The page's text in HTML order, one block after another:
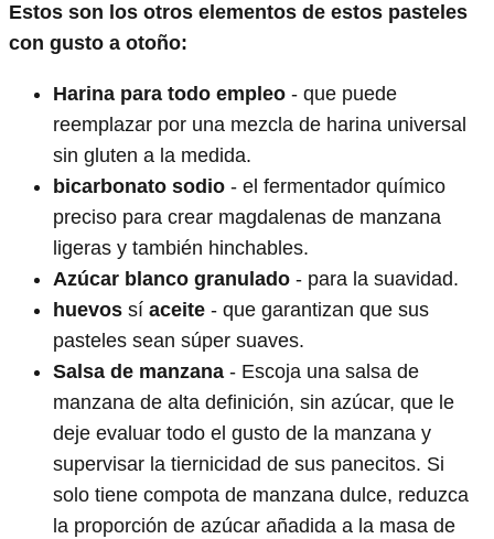
Estos son los otros elementos de estos pasteles
con gusto a otoño:
Harina para todo empleo - que puede
reemplazar por una mezcla de harina universal
sin gluten a la medida.
bicarbonato sodio - el fermentador químico
preciso para crear magdalenas de manzana
ligeras y también hinchables.
Azúcar blanco granulado - para la suavidad.
huevos sí aceite - que garantizan que sus
pasteles sean súper suaves.
Salsa de manzana - Escoja una salsa de
manzana de alta definición, sin azúcar, que le
deje evaluar todo el gusto de la manzana y
supervisar la tiernicidad de sus panecitos. Si
solo tiene compota de manzana dulce, reduzca
la proporción de azúcar añadida a la masa de